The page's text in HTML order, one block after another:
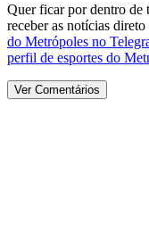
Quer ficar por dentro de
receber as notícias
do Metrópoles no
perfil de esportes do
Ver Comentários